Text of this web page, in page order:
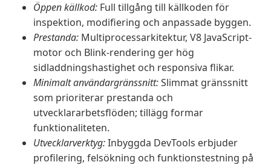
Öppen källkod: Full tillgång till källkoden för
inspektion, modifiering och anpassade byggen.
Prestanda: Multiprocessarkitektur, V8 JavaScript-
motor och Blink-rendering ger hög
sidladdningshastighet och responsiva flikar.
Minimalt användargränssnitt:Slimmat gränssnitt
som prioriterar prestanda och
utvecklararbetsflöden; tillägg formar
funktionaliteten.
Utvecklarverktyg:Inbyggda DevTools erbjuder
profilering, felsökning och funktionstestning på